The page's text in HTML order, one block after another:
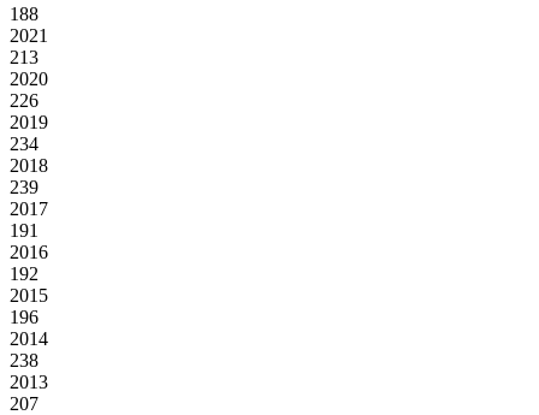
188
2021
213
2020
226
2019
234
2018
239
2017
191
2016
192
2015
196
2014
238
2013
207